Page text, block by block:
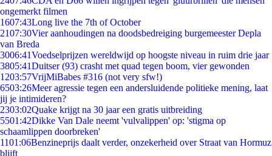
ongemerkt filmen
1607:43Long live the 7th of October
2107:30Vier aanhoudingen na doodsbedreiging burgemeester Depla
van Breda
3006:41Voedselprijzen wereldwijd op hoogste niveau in ruim drie jaar
3805:41Duitser (93) crasht met quad tegen boom, vier gewonden
1203:57VrijMiBabes #316 (not very sfw!)
6503:26Meer agressie tegen een andersluidende politieke mening, laat
jij je intimideren?
2303:02Quake krijgt na 30 jaar een gratis uitbreiding
5501:42Dikke Van Dale neemt 'vulvalippen' op: 'stigma op
schaamlippen doorbreken'
1101:06Benzineprijs daalt verder, onzekerheid over Straat van Hormuz
blijft